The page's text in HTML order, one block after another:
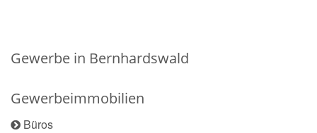
Gewerbe in Bernhardswald
Gewerbeimmobilien
Büros